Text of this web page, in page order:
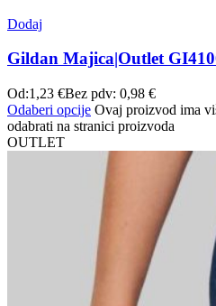
Dodaj
Gildan Majica|Outlet
Od:1,23 €Bez pdv: 0,98 €
Odaberi opcije Ovaj proizvod ima
odabrati na stranici proizvoda
OUTLET